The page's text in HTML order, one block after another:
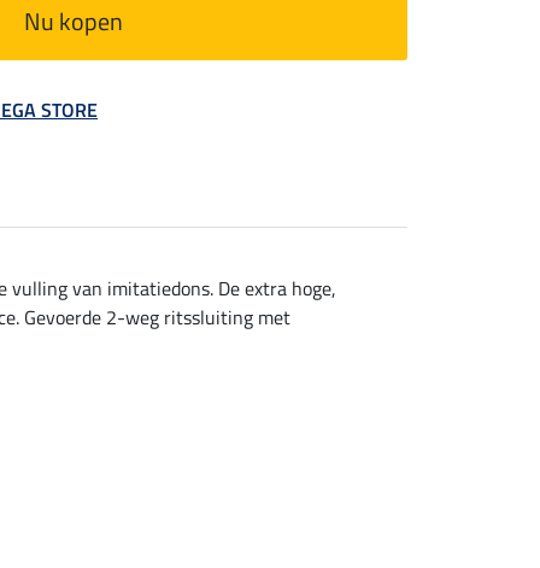
Nu kopen
STORE
vulling van imitatiedons. De extra hoge,
Gevoerde 2-weg ritssluiting met